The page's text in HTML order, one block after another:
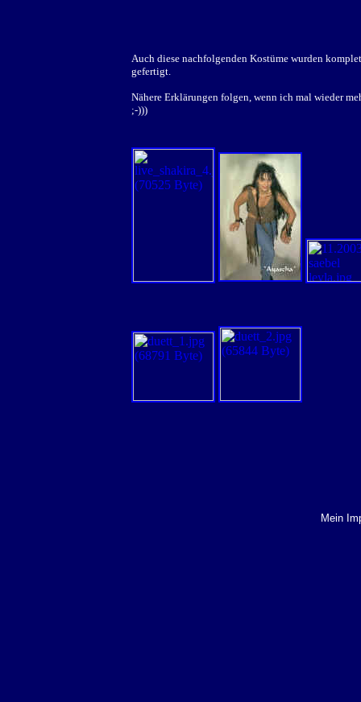
Auch diese nachfolgenden Kostüme wurden
gefertigt.
Nähere Erklärungen folgen, wenn ich mal wieder
;-)))
Mein